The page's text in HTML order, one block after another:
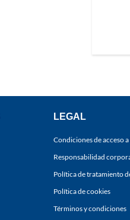
LEGAL
Condiciones de acceso a
Responsabilidad
Política de tratamiento
Política de cookies
Términos y condiciones